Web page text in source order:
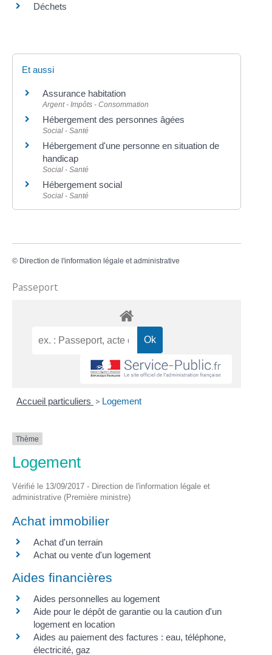
Déchets
Et aussi
Assurance habitation
Argent - Impôts - Consommation
Hébergement des personnes âgées
Social - Santé
Hébergement d'une personne en situation de
handicap
Social - Santé
Hébergement social
Social - Santé
© Direction de l'information légale et administrative
Passeport
Accueil particuliers > Logement
Thème
Logement
Vérifié le 13/09/2017 - Direction de l'information légale et
administrative (Première ministre)
Achat immobilier
Achat d'un terrain
Achat ou vente d'un logement
Aides financières
Aides personnelles au logement
Aide pour le dépôt de garantie ou la caution d'un
logement en location
Aides au paiement des factures : eau, téléphone,
électricité, gaz